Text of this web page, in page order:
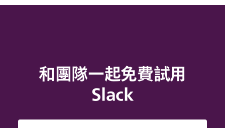
和團隊一起免費試用
Slack